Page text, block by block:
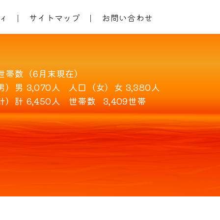
サイトマップ お問い合わせ
帯数（6月末現在）
男 3,070人 人口（女） 女 3,380人
計 6,450人 世帯数 3,409世帯